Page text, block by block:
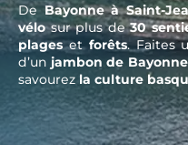
DeBayonne à Saint-
vélosur plus de30
plagesetforêts. Faites
d’un jambon de Bayonne
savourez la culture